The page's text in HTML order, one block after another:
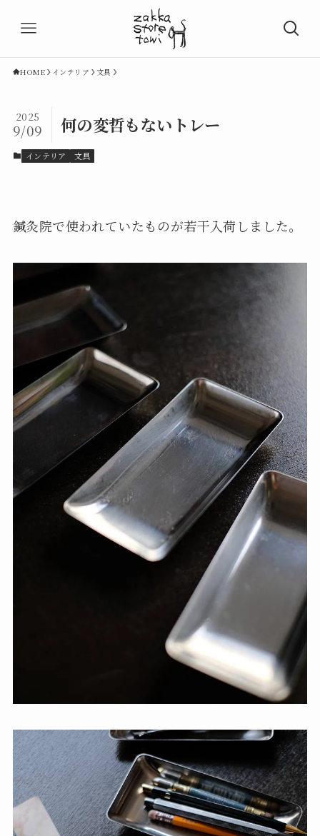
HOME インテリア 文具
何の変哲もないトレー
2025
9/09
インテリア 文具
鍼灸院で使われていたものが若干入荷しました。